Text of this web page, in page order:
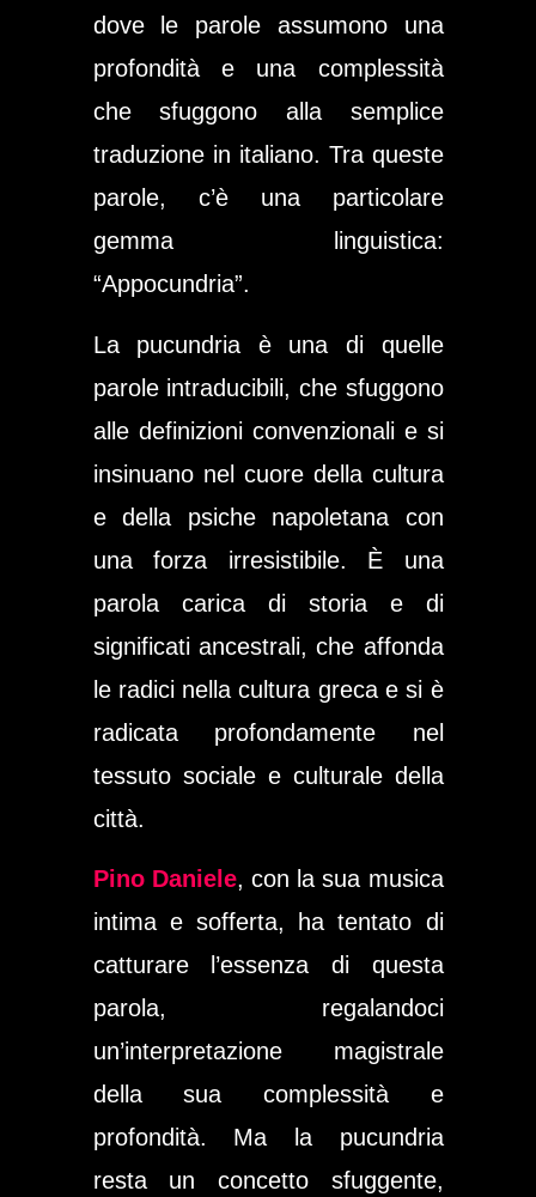
dove le parole assumono una
profondità e una complessità
che sfuggono alla semplice
traduzione in italiano. Tra queste
parole, c’è una particolare
gemma linguistica:
“Appocundria”.
La pucundria è una di quelle
parole intraducibili, che sfuggono
alle definizioni convenzionali e si
insinuano nel cuore della cultura
e della psiche napoletana con
una forza irresistibile. È una
parola carica di storia e di
significati ancestrali, che affonda
le radici nella cultura greca e si è
radicata profondamente nel
tessuto sociale e culturale della
città.
Pino Daniele, con la sua musica
intima e sofferta, ha tentato di
catturare l’essenza di questa
parola, regalandoci
un’interpretazione magistrale
della sua complessità e
profondità. Ma la pucundria
resta un concetto sfuggente,